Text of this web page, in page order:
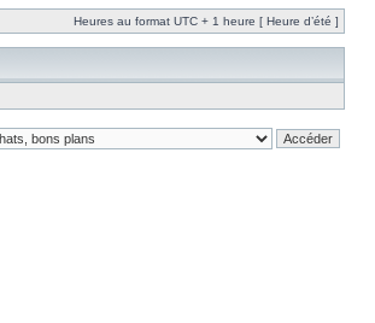
Heures au format UTC + 1 heure [ Heure d’été ]